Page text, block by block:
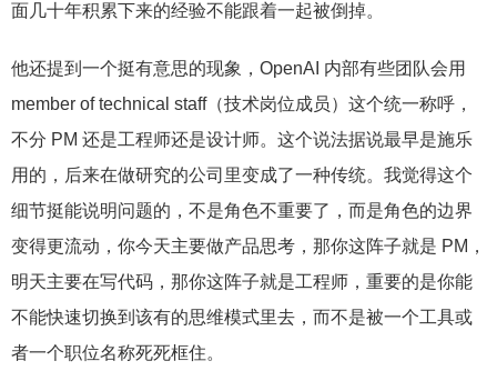
面几十年积累下来的经验不能跟着一起被倒掉。
他还提到一个挺有意思的现象，OpenAI 内部有些团队会用
member of technical staff（技术岗位成员）这个统一称呼，
不分 PM 还是工程师还是设计师。这个说法据说最早是施乐
用的，后来在做研究的公司里变成了一种传统。我觉得这个
细节挺能说明问题的，不是角色不重要了，而是角色的边界
变得更流动，你今天主要做产品思考，那你这阵子就是 PM，
明天主要在写代码，那你这阵子就是工程师，重要的是你能
不能快速切换到该有的思维模式里去，而不是被一个工具或
者一个职位名称死死框住。